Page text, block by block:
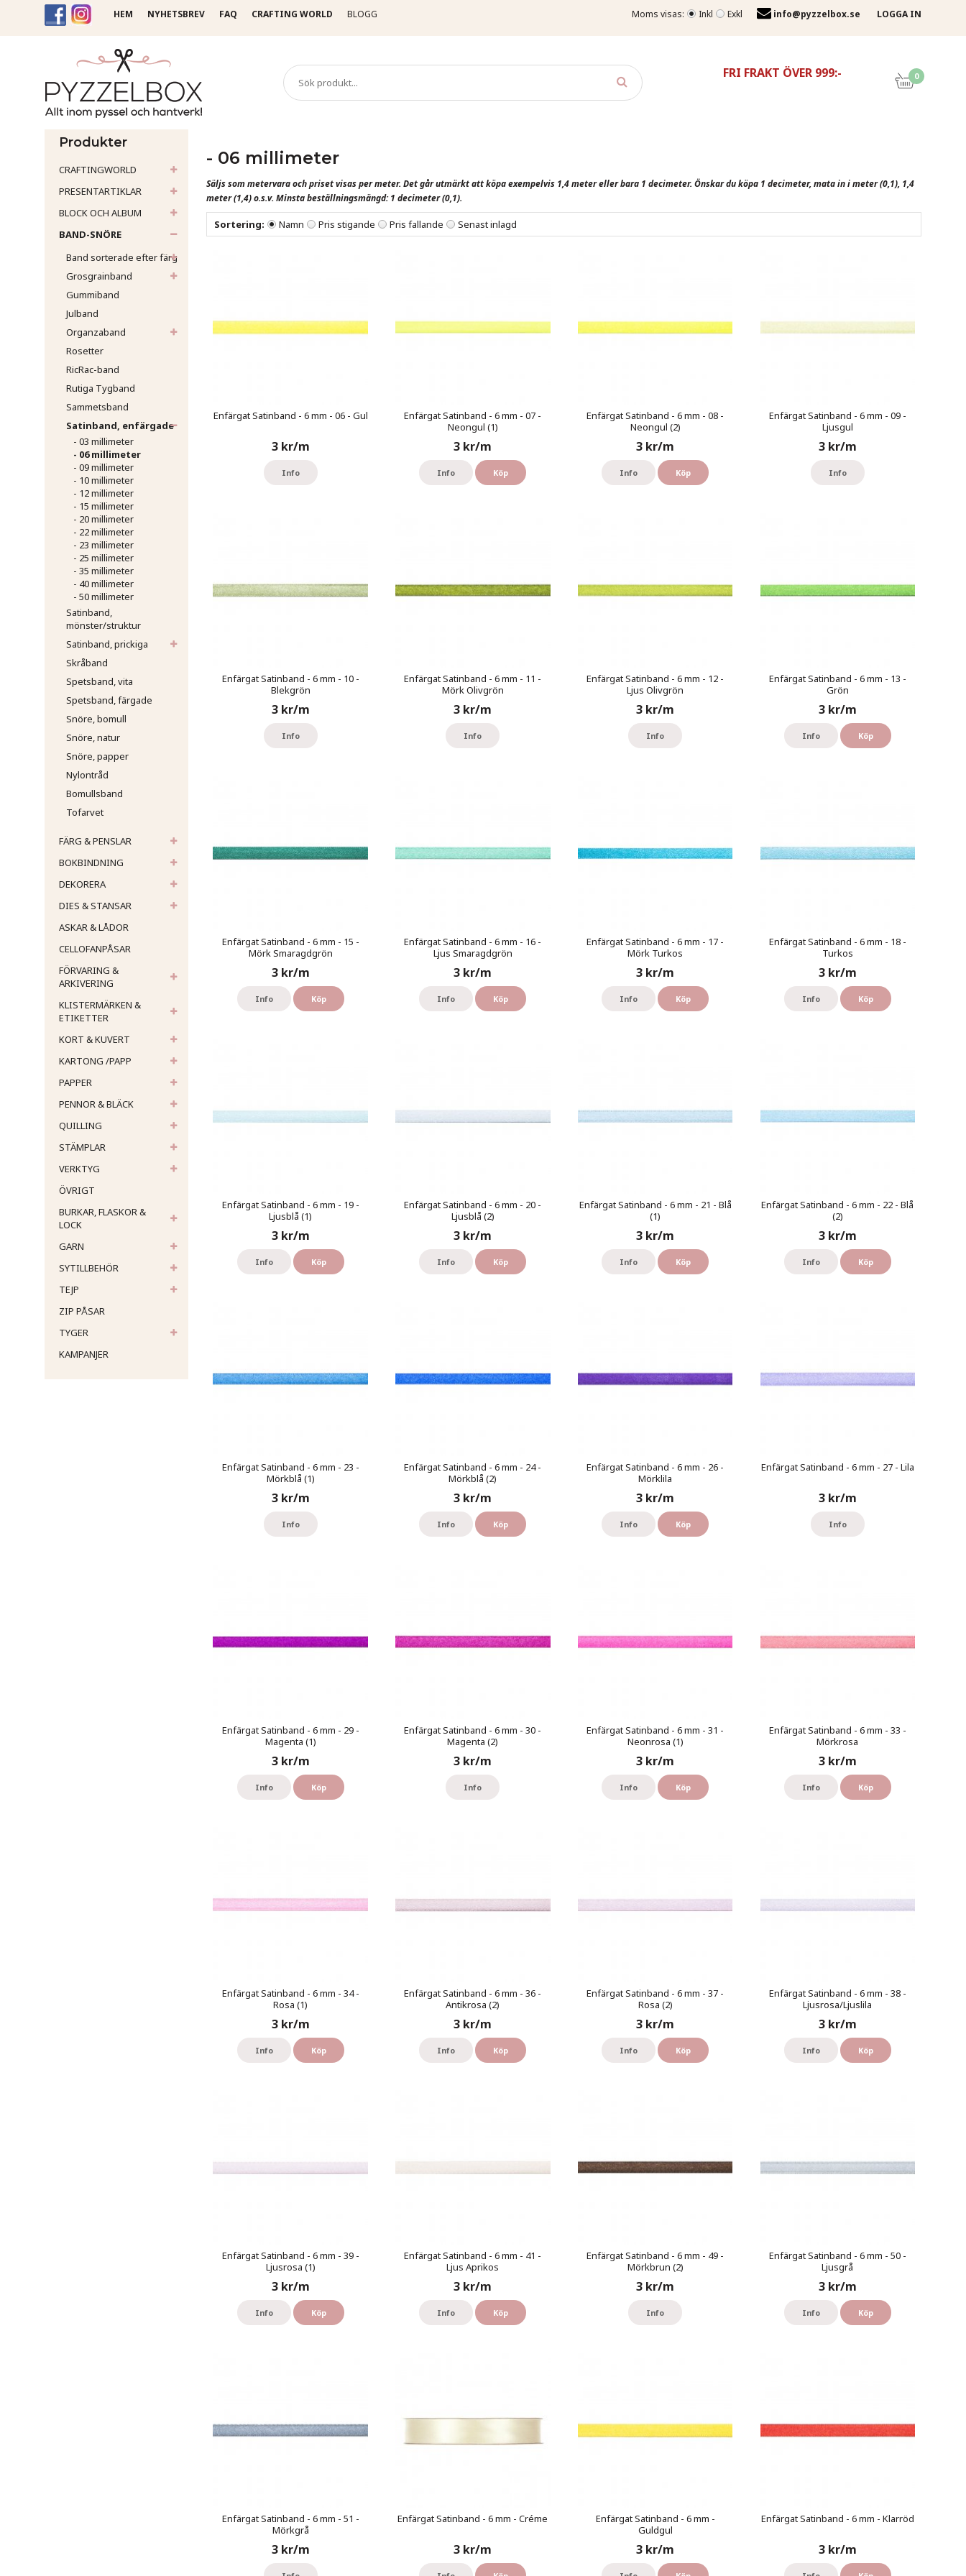
Moms visas: Inkl Exkl info@pyzzelbox.se LOGGA IN
HEM NYHETSBREV FAQ CRAFTING WORLD BLOGG
FRI FRAKT ÖVER 999:- 0
Produkter
CRAFTINGWORLD
PRESENTARTIKLAR
BLOCK OCH ALBUM
BAND-SNÖRE
Band sorterade efter färg
Grosgrainband
Gummiband
Julband
Organzaband
Rosetter
RicRac-band
Rutiga Tygband
Sammetsband
Satinband, enfärgade
- 03 millimeter
- 06 millimeter
- 09 millimeter
- 10 millimeter
- 12 millimeter
- 15 millimeter
- 20 millimeter
- 22 millimeter
- 23 millimeter
- 25 millimeter
- 35 millimeter
- 40 millimeter
- 50 millimeter
Satinband,
mönster/struktur
Satinband, prickiga
Skråband
Spetsband, vita
Spetsband, färgade
Snöre, bomull
Snöre, natur
Snöre, papper
Nylontråd
Bomullsband
Tofarvet
FÄRG & PENSLAR
BOKBINDNING
DEKORERA
DIES & STANSAR
ASKAR & LÅDOR
CELLOFANPÅSAR
FÖRVARING &
ARKIVERING
KLISTERMÄRKEN &
ETIKETTER
KORT & KUVERT
KARTONG /PAPP
PAPPER
PENNOR & BLÄCK
QUILLING
STÄMPLAR
VERKTYG
ÖVRIGT
BURKAR, FLASKOR &
LOCK
GARN
SYTILLBEHÖR
TEJP
ZIP PÅSAR
TYGER
KAMPANJER
- 06 millimeter
Säljs som metervara och priset visas per meter. Det går utmärkt att köpa exempelvis 1,4 meter eller bara 1 decimeter. Önskar du köpa 1 decimeter, mata in i meter (0,1), 1,4
meter (1,4) o.s.v. Minsta beställningsmängd: 1 decimeter (0,1).
Sortering: Namn Pris stigande Pris fallande Senast inlagd
Enfärgat Satinband - 6 mm - 06 - Gul
3 kr/m
Info
Enfärgat Satinband - 6 mm - 07 -
Neongul (1)
3 kr/m
Info Köp
Enfärgat Satinband - 6 mm - 08 -
Neongul (2)
3 kr/m
Info Köp
Enfärgat Satinband - 6 mm - 09 -
Ljusgul
3 kr/m
Info
Enfärgat Satinband - 6 mm - 10 -
Blekgrön
3 kr/m
Info
Enfärgat Satinband - 6 mm - 11 -
Mörk Olivgrön
3 kr/m
Info
Enfärgat Satinband - 6 mm - 12 -
Ljus Olivgrön
3 kr/m
Info
Enfärgat Satinband - 6 mm - 13 -
Grön
3 kr/m
Info Köp
Enfärgat Satinband - 6 mm - 15 -
Mörk Smaragdgrön
3 kr/m
Info Köp
Enfärgat Satinband - 6 mm - 16 -
Ljus Smaragdgrön
3 kr/m
Info Köp
Enfärgat Satinband - 6 mm - 17 -
Mörk Turkos
3 kr/m
Info Köp
Enfärgat Satinband - 6 mm - 18 -
Turkos
3 kr/m
Info Köp
Enfärgat Satinband - 6 mm - 19 -
Ljusblå (1)
3 kr/m
Info Köp
Enfärgat Satinband - 6 mm - 20 -
Ljusblå (2)
3 kr/m
Info Köp
Enfärgat Satinband - 6 mm - 21 - Blå
(1)
3 kr/m
Info Köp
Enfärgat Satinband - 6 mm - 22 - Blå
(2)
3 kr/m
Info Köp
Enfärgat Satinband - 6 mm - 23 -
Mörkblå (1)
3 kr/m
Info
Enfärgat Satinband - 6 mm - 24 -
Mörkblå (2)
3 kr/m
Info Köp
Enfärgat Satinband - 6 mm - 26 -
Mörklila
3 kr/m
Info Köp
Enfärgat Satinband - 6 mm - 27 - Lila
3 kr/m
Info
Enfärgat Satinband - 6 mm - 29 -
Magenta (1)
3 kr/m
Info Köp
Enfärgat Satinband - 6 mm - 30 -
Magenta (2)
3 kr/m
Info
Enfärgat Satinband - 6 mm - 31 -
Neonrosa (1)
3 kr/m
Info Köp
Enfärgat Satinband - 6 mm - 33 -
Mörkrosa
3 kr/m
Info Köp
Enfärgat Satinband - 6 mm - 34 -
Rosa (1)
3 kr/m
Info Köp
Enfärgat Satinband - 6 mm - 36 -
Antikrosa (2)
3 kr/m
Info Köp
Enfärgat Satinband - 6 mm - 37 -
Rosa (2)
3 kr/m
Info Köp
Enfärgat Satinband - 6 mm - 38 -
Ljusrosa/Ljuslila
3 kr/m
Info Köp
Enfärgat Satinband - 6 mm - 39 -
Ljusrosa (1)
3 kr/m
Info Köp
Enfärgat Satinband - 6 mm - 41 -
Ljus Aprikos
3 kr/m
Info Köp
Enfärgat Satinband - 6 mm - 49 -
Mörkbrun (2)
3 kr/m
Info
Enfärgat Satinband - 6 mm - 50 -
Ljusgrå
3 kr/m
Info Köp
Enfärgat Satinband - 6 mm - 51 -
Mörkgrå
3 kr/m
Enfärgat Satinband - 6 mm - Créme
3 kr/m
Enfärgat Satinband - 6 mm -
Guldgul
3 kr/m
Enfärgat Satinband - 6 mm - Klarröd
3 kr/m